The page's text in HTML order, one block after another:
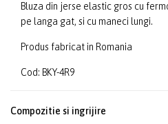
Bluza din jerse elastic gros cu
pe langa gat, si cu maneci lungi.
Produs fabricat in Romania
Cod: BKY-4R9
Compozitie si ingrijire